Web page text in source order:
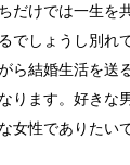
だけでは一生を
でしょうし別れ
ら結婚生活を送
ります。好きな
女性でありたい